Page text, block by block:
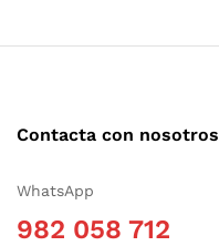
Contacta con nosotros
WhatsApp
982 058 712